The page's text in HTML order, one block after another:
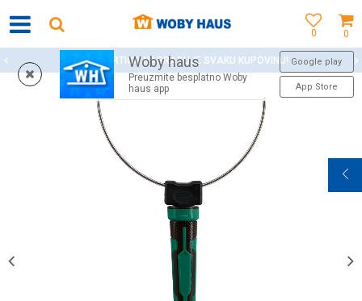
0
0
Woby haus
Preuzmite besplatno Woby
haus app
Google play
App Store
WOBY KARTICA NAGRAĐUJE SVAKU KUPOVINU!